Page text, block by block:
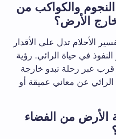
والكواكب من
الأرض؟
الأحلام تدل على الأقدار
في حياة الرائي. رؤية
قرب عبر رحلة تبدو خارجة
عن معاني عميقة أو
من الفضاء